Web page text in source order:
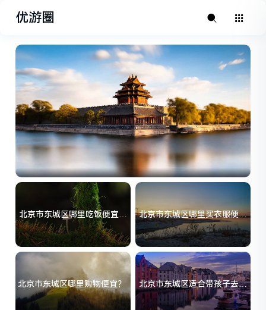
优游圈
北京市东城区哪里吃饭便宜好
吃？
北京市东城区哪里买衣服便宜
好看？
北京市东城区哪里购物便宜？
北京市东城区适合带孩子去的
地方？